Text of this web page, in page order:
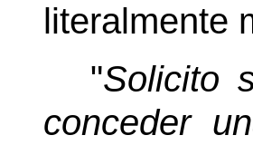
literalmente
"Solicito
conceder